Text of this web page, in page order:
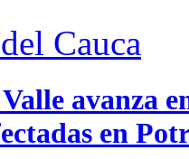
Cauca
avanza
en